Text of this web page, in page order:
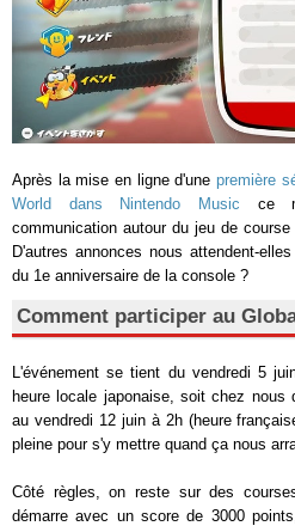
Après la mise en ligne d'une première
World dans Nintendo Music ce
communication autour du jeu de
D'autres annonces nous attendent-
du 1e anniversaire de la console ?
Comment participer au
L'événement se tient du vendredi 5
heure locale japonaise, soit chez
au vendredi 12 juin à 2h (heure
pleine pour s'y mettre quand ça nous
Côté règles, on reste sur des
démarre avec un score de 3000